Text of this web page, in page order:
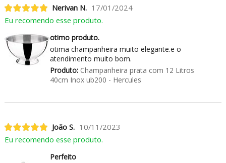
Nerivan N. 17/01/2024
Eu recomendo esse produto.
otimo produto.
otima champanheira muito elegante.e o
atendimento muito bom.
Produto:Champanheira prata com 12 Litros
40cm Inox ub200 - Hercules
João S. 10/11/2023
Eu recomendo esse produto.
Perfeito